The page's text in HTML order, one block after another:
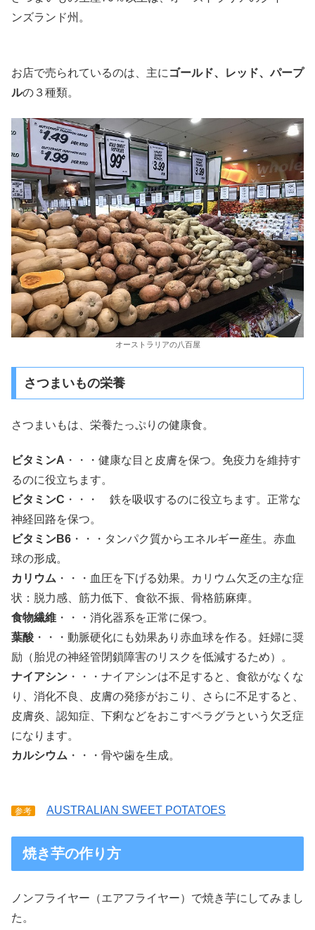
ンズランド州。
お店で売られているのは、主に ゴールド、レッド、パープ
ルの３種類。
オーストラリアの八百屋
さつまいもの栄養
さつまいもは、栄養たっぷりの健康食。
ビタミンA ・・・健康な目と皮膚を保つ。免疫力を維持す
るのに役立ちます。
ビタミンC ・・・ 鉄を吸収するのに役立ちます。正常な
神経回路を保つ。
ビタミンB6 ・・・タンパク質からエネルギー産生。赤血
球の形成。
カリウム ・・・血圧を下げる効果。カリウム欠乏の主な症
状：脱力感、筋力低下、食欲不振、骨格筋麻痺。
食物繊維 ・・・消化器系を正常に保つ。
葉酸 ・・・動脈硬化にも効果あり赤血球を作る。妊婦に奨
励（胎児の神経管閉鎖障害のリスクを低減するため）。
ナイアシン ・・・ナイアシンは不足すると、食欲がなくな
り、消化不良、皮膚の発疹がおこり、さらに不足すると、
皮膚炎、認知症、下痢などをおこすペラグラという欠乏症
になります。
カルシウム ・・・骨や歯を生成。
参考 AUSTRALIAN SWEET POTATOES
焼き芋の作り方
ノンフライヤー（エアフライヤー）で焼き芋にしてみまし
た。